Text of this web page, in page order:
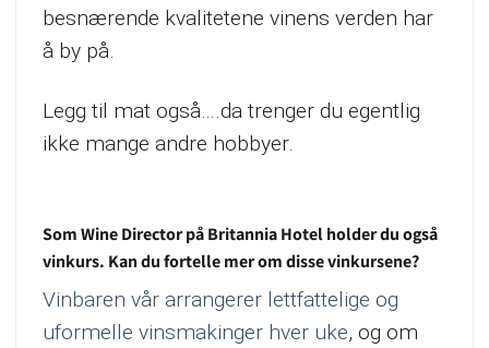
besnærende kvalitetene vinens verden har
å by på.
Legg til mat også….da trenger du egentlig
ikke mange andre hobbyer.
Som Wine Director på Britannia Hotel holder du også
vinkurs. Kan du fortelle mer om disse vinkursene?
Vinbaren vår arrangerer lettfattelige og
uformelle vinsmakinger hver uke, og om